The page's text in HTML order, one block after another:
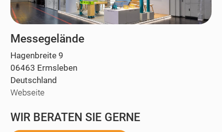
Messegelände
Hagenbreite 9
06463 Ermsleben
Deutschland
Webseite
WIR BERATEN SIE GERNE